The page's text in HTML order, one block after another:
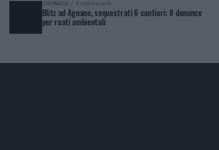
CRONACA 4 settimane fa
Blitz ad Agnano, sequestrati 6 cantieri: 8 denunce
per reati ambientali